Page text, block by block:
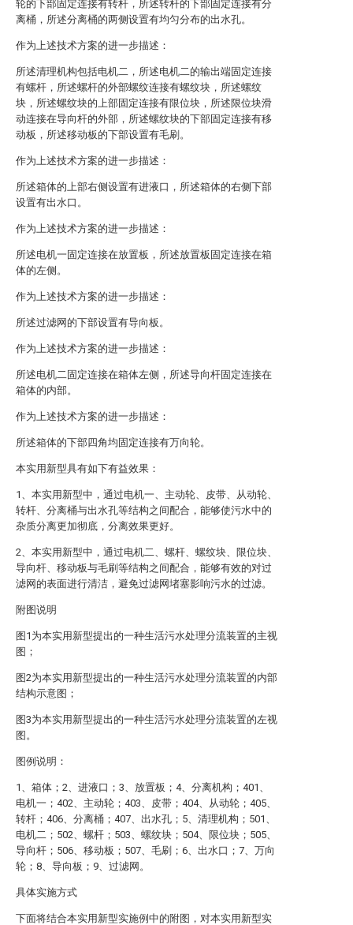
轮的下部固定连接有转杆，所述转杆的下部固定连接有分
离桶，所述分离桶的两侧设置有均匀分布的出水孔。
作为上述技术方案的进一步描述：
所述清理机构包括电机二，所述电机二的输出端固定连接
有螺杆，所述螺杆的外部螺纹连接有螺纹块，所述螺纹
块，所述螺纹块的上部固定连接有限位块，所述限位块滑
动连接在导向杆的外部，所述螺纹块的下部固定连接有移
动板，所述移动板的下部设置有毛刷。
作为上述技术方案的进一步描述：
所述箱体的上部右侧设置有进液口，所述箱体的右侧下部
设置有出水口。
作为上述技术方案的进一步描述：
所述电机一固定连接在放置板，所述放置板固定连接在箱
体的左侧。
作为上述技术方案的进一步描述：
所述过滤网的下部设置有导向板。
作为上述技术方案的进一步描述：
所述电机二固定连接在箱体左侧，所述导向杆固定连接在
箱体的内部。
作为上述技术方案的进一步描述：
所述箱体的下部四角均固定连接有万向轮。
本实用新型具有如下有益效果：
1、本实用新型中，通过电机一、主动轮、皮带、从动轮、
转杆、分离桶与出水孔等结构之间配合，能够使污水中的
杂质分离更加彻底，分离效果更好。
2、本实用新型中，通过电机二、螺杆、螺纹块、限位块、
导向杆、移动板与毛刷等结构之间配合，能够有效的对过
滤网的表面进行清洁，避免过滤网堵塞影响污水的过滤。
附图说明
图1为本实用新型提出的一种生活污水处理分流装置的主视
图；
图2为本实用新型提出的一种生活污水处理分流装置的内部
结构示意图；
图3为本实用新型提出的一种生活污水处理分流装置的左视
图。
图例说明：
1、箱体；2、进液口；3、放置板；4、分离机构；401、
电机一；402、主动轮；403、皮带；404、从动轮；405、
转杆；406、分离桶；407、出水孔；5、清理机构；501、
电机二；502、螺杆；503、螺纹块；504、限位块；505、
导向杆；506、移动板；507、毛刷；6、出水口；7、万向
轮；8、导向板；9、过滤网。
具体实施方式
下面将结合本实用新型实施例中的附图，对本实用新型实